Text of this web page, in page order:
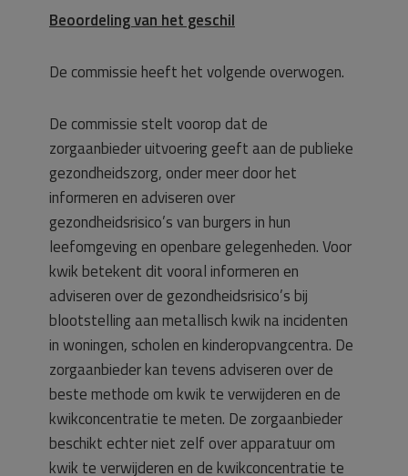
Beoordeling van het geschil
De commissie heeft het volgende overwogen.
De commissie stelt voorop dat de
zorgaanbieder uitvoering geeft aan de publieke
gezondheidszorg, onder meer door het
informeren en adviseren over
gezondheidsrisico’s van burgers in hun
leefomgeving en openbare gelegenheden. Voor
kwik betekent dit vooral informeren en
adviseren over de gezondheidsrisico’s bij
blootstelling aan metallisch kwik na incidenten
in woningen, scholen en kinderopvangcentra. De
zorgaanbieder kan tevens adviseren over de
beste methode om kwik te verwijderen en de
kwikconcentratie te meten. De zorgaanbieder
beschikt echter niet zelf over apparatuur om
kwik te verwijderen en de kwikconcentratie te